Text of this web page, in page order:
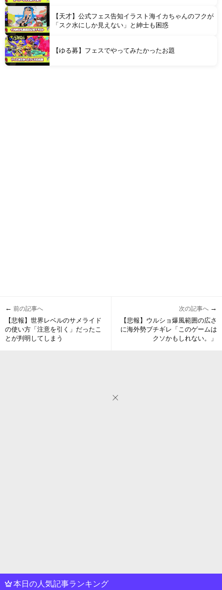
【天才】公式フェス告知イラスト海イカちゃんのフクが
「スク水にしか見えない」と紳士も困惑
【ゆる募】フェスでやってみたかったお題
← 前の記事へ
【悲報】世界レベルのサメライド
の使い方「注意を引く」だったこ
とが判明してしまう
次の記事へ →
【悲報】ウルショ爆風範囲の広さ
に海外勢ブチギレ「このゲームは
クソかもしれない。」
本日の人気記事ランキング